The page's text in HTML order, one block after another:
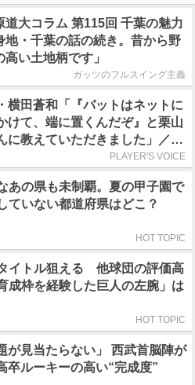
道大コラム 第115回 千葉の魅力
地・千葉の話の続き。昔から野
高い土地柄です」
ガッツのフルスイング主義
横田蒼和「『バットはネットに
けて、端に置くんだぞ』と栗山
に教えていただきました」／憧
PLAYER'S VOICE
あの県も未制覇。夏の甲子園で
ていない都道府県はどこ？
HOT TOPIC
イトル狙える 他球団の評価高
成枠を経験した巨人の左腕」は
HOT TOPIC
が見当たらない」 西武首脳陣が
卒ルーキーの高い“完成度”